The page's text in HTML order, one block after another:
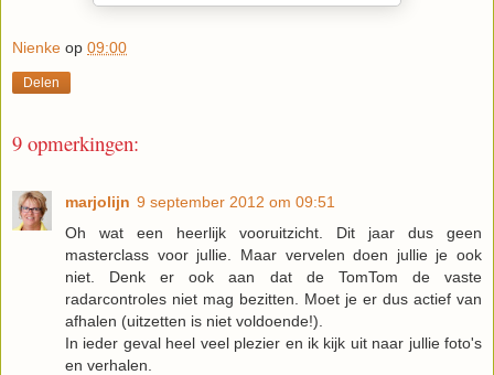
Nienke op 09:00
Delen
9 opmerkingen:
marjolijn 9 september 2012 om 09:51
Oh wat een heerlijk vooruitzicht. Dit jaar dus geen
masterclass voor jullie. Maar vervelen doen jullie je ook
niet. Denk er ook aan dat de TomTom de vaste
radarcontroles niet mag bezitten. Moet je er dus actief van
afhalen (uitzetten is niet voldoende!).
In ieder geval heel veel plezier en ik kijk uit naar jullie foto's
en verhalen.